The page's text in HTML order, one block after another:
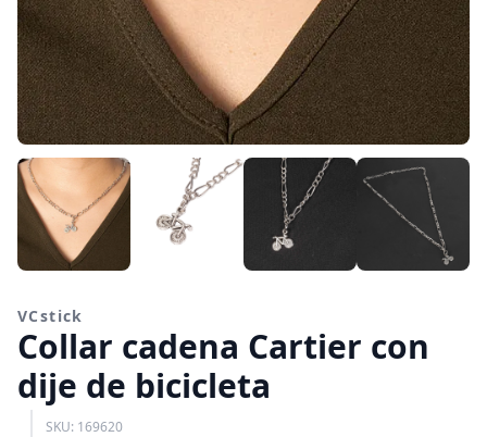
VCstick
Collar cadena Cartier con
dije de bicicleta
SKU: 169620